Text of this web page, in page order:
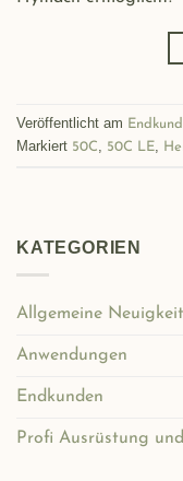
Veröffentlicht am
Markiert 50C 50C LE
KATEGORIEN
Allgemeine
Anwendungen
Endkunden
Profi Ausrüstung